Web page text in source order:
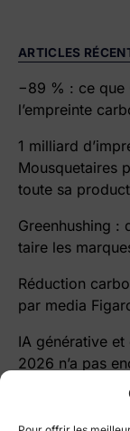
ARTICLES
−89 % : ce que
l’empreinte
1 milliard
Mousquetaires
toute sa
Greenhushing :
taire les
Réduction
par media
IA générative
2026 n’a pas